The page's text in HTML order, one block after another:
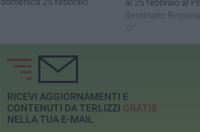
al 25 febbraio al
Seminario
RICEVI AGGIORNAMENTI E
CONTENUTI DA TERLIZZI GRATIS
NELLA TUA E-MAIL